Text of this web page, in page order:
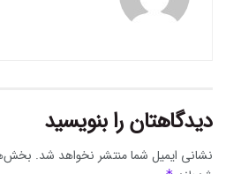
دیدگاهتان را بنویسید
نشانی ایمیل شما منتشر نخواهد شد.